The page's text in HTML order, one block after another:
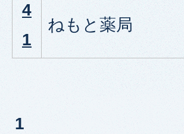
4
1
ねもと薬局
1